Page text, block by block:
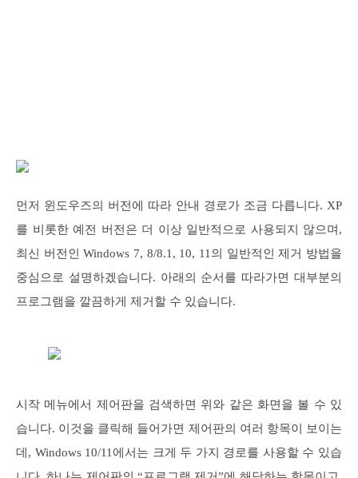
먼저 윈도우즈의 버전에 따라 안내 경로가 조금 다릅니다. XP
를 비롯한 예전 버전은 더 이상 일반적으로 사용되지 않으며,
최신 버전인 Windows 7, 8/8.1, 10, 11의 일반적인 제거 방법을
중심으로 설명하겠습니다. 아래의 순서를 따라가면 대부분의
프로그램을 깔끔하게 제거할 수 있습니다.
시작 메뉴에서 제어판을 검색하면 위와 같은 화면을 볼 수 있
습니다. 이것을 클릭해 들어가면 제어판의 여러 항목이 보이는
데, Windows 10/11에서는 크게 두 가지 경로를 사용할 수 있습